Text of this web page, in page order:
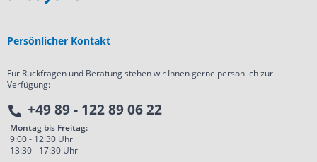
Persönlicher Kontakt
Für Rückfragen und Beratung stehen wir Ihnen gerne persönlich zur
Verfügung:
+49 89 - 122 89 06 22
Montag bis Freitag:
9:00 - 12:30 Uhr
13:30 - 17:30 Uhr